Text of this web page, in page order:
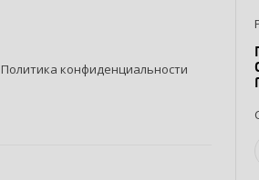
Политика конфиденциальности